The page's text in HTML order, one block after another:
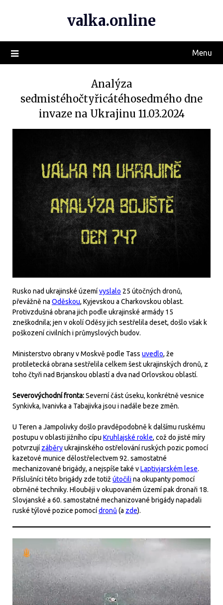
valka.online
Menu
Analýza
sedmistéhočtyřicátéhosedmého dne
invaze na Ukrajinu 11.03.2024
Rusko nad ukrajinské územívyslalo 25 útočných dronů,
převážně na Oděskou, Kyjevskou a Charkovskou oblast.
Protivzdušná obrana jich podle ukrajinské armády 15
zneškodnila; jen v okolí Oděsy jich sestřelila deset, došlo však k
poškození civilních i průmyslových budov.
Ministerstvo obrany v Moskvě podle Tass uvedlo, že
protiletecká obrana sestřelila celkem šest ukrajinských dronů, z
toho čtyři nad Brjanskou oblastí a dva nad Orlovskou oblastí.
Severovýchodní fronta:Severní část úseku, konkrétně vesnice
Synkivka, Ivanivka a Tabajivka jsou i nadále beze změn.
U Teren a Jampolivky došlo pravděpodobně k dalšímu ruskému
postupu v oblasti jižního cípu Kruhlajské rokle, což do jisté míry
potvrzují záběryukrajinského ostřelování ruských pozic pomocí
kazetové munice dělostřelectvem 92. samostatné
mechanizované brigády, a nejspíše také vLaptivjarském lese.
Příslušníci této brigády zde totiž útočilina okupanty pomocí
obrněné techniky. Hlouběji v okupovaném území pak dronaři 18.
Slovjanské a 60. samostatné mechanizované brigády napadali
ruské týlové pozice pomocídronů (a zde).